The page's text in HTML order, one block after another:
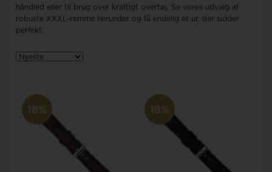
håndled eller til brug over kraftigt overtøj. Se vores udvalg af
robuste XXXL-remme herunder og få endelig et ur, der sidder
perfekt.
18% 18%